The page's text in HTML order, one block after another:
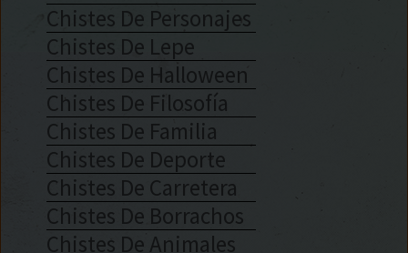
Chistes De Personajes
Chistes De Lepe
Chistes De Halloween
Chistes De Filosofía
Chistes De Familia
Chistes De Deporte
Chistes De Carretera
Chistes De Borrachos
Chistes De Animales